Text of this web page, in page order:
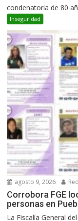
condenatoria de 80
Inseguridad
agosto 9, 2026
Corrobora FGE
personas en
La Fiscalía General